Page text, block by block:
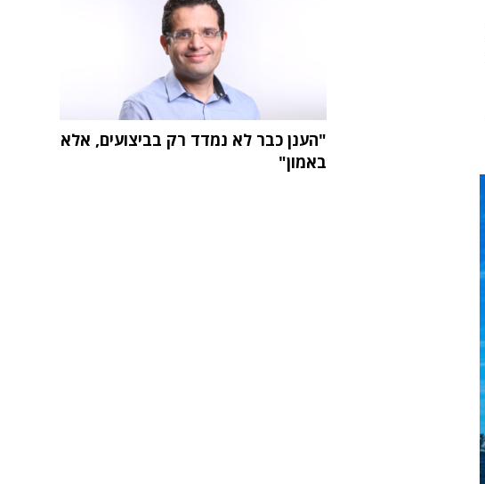
"הענן כבר לא נמדד רק בביצועים, אלא
באמון"